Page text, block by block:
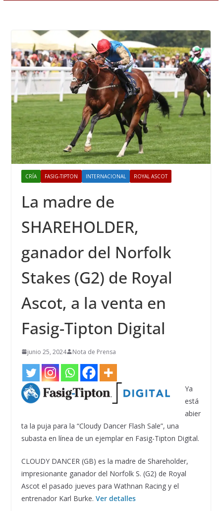
CRÍA FASIG-TIPTON INTERNACIONAL ROYAL ASCOT
La madre de
SHAREHOLDER,
ganador del Norfolk
Stakes (G2) de Royal
Ascot, a la venta en
Fasig-Tipton Digital
junio 25, 2024 Nota de Prensa
Ya
está
abier
ta la puja para la “Cloudy Dancer Flash Sale”, una
subasta en línea de un ejemplar en Fasig-Tipton Digital.
CLOUDY DANCER (GB) es la madre de Shareholder,
impresionante ganador del Norfolk S. (G2) de Royal
Ascot el pasado jueves para Wathnan Racing y el
entrenador Karl Burke. Ver detalles